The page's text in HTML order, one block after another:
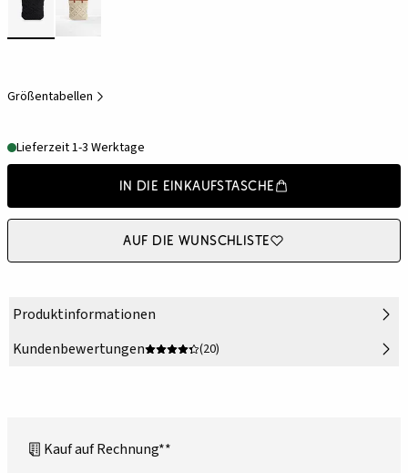
Größentabellen
Lieferzeit 1-3 Werktage
In die Einkaufstasche
Auf die Wunschliste
Produktinformationen
Kundenbewertungen
(20)
Kauf auf Rechnung**